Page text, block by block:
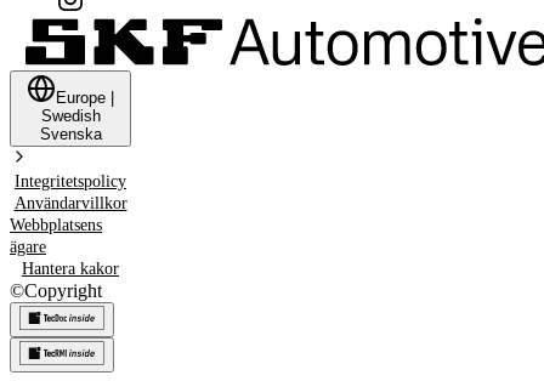
Europe
Swedish
Svenska
Integritetspolicy
Användarvillkor
Webbplatsens
ägare
Hantera kakor
©Copyright